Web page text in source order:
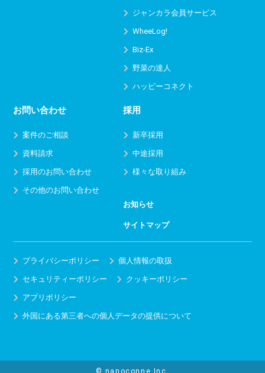
ジャンカラ会員サービス
WheeLog!
Biz-Ex
野菜の達人
ハッピーコネクト
お問い合わせ
案件のご相談
資料請求
採用のお問い合わせ
その他のお問い合わせ
採用
新卒採用
中途採用
様々な取り組み
お知らせ
サイトマップ
プライバシーポリシー 個人情報の取扱
セキュリティーポリシー クッキーポリシー
アプリポリシー
外国にある第三者への個人データの提供について